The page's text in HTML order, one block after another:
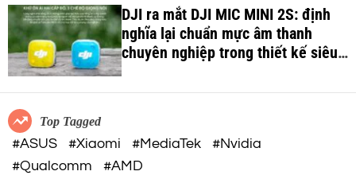
i
n
.
c
m
h
c
o
o
d
e
h
DJI ra mắt DJI MIC MINI 2S: định
nghĩa lại chuẩn mực âm thanh
chuyên nghiệp trong thiết kế siêu
nhẹ 12Gram và khả năng ghi âm
32-BIT FLOAT mạnh mẽ
Top Tagged
#ASUS #Xiaomi #MediaTek
#Nvidia
#Qualcomm
#AMD